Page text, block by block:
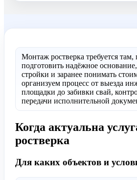
Монтаж ростверка требуется
подготовить надёжное
стройки и заранее понимать
организуем процесс от выезда
площадки до забивки свай,
передачи исполнительной
Когда актуальна
ростверка
Для каких объектов и